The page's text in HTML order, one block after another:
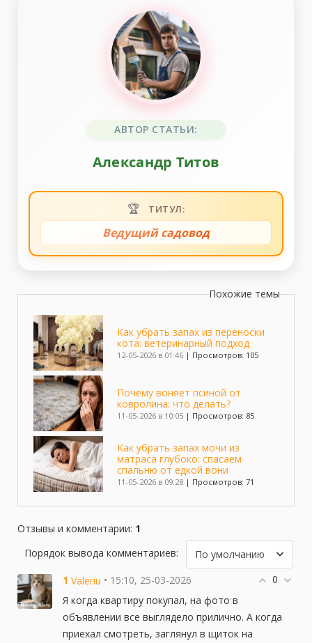
АВТОР СТАТЬИ:
Александр Титов
🏆 ТИТУЛ:
Ведущий садовод
Похожие темы
Как убрать запах из переноски
кота: ветеринарный подход
12-05-2026 в 01:46 | Просмотров: 105
Почему воняет псиной от
ковролина: что делать?
11-05-2026 в 10:05 | Просмотров: 85
Как убрать запах мочи из
матраса глубоко: спасаем
спальню от едкой вони
11-05-2026 в 09:28 | Просмотров: 71
квартире: что 100% работает
Как отмыть кошачий лоток от
запаха с пластика
10-05-2026 в 18:27| Просмотров: 83
Почему пахнет мочой из-под
Отзывы и комментарии: 1
Порядок вывода комментариев:
0
1 Valeriu • 15:10, 25-03-2026
Я когда квартиру покупал, на фото в
объявлении все выглядело прилично. А когда
приехал смотреть, заглянул в щиток на